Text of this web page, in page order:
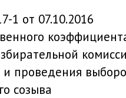
1 от 07.10.2016
проведения
созыва